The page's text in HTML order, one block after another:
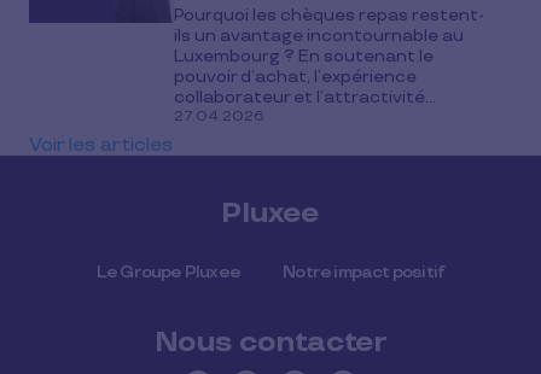
collaborateur depuis 25 ans
Pourquoi les chèques repas restent-
ils un avantage incontournable au
Luxembourg ? En soutenant le
pouvoir d’achat, l’expérience
collaborateur et l’attractivité...
27.04.2026
Voir les articles
Pluxee
Le Groupe Pluxee Notre impact positif
Nous contacter